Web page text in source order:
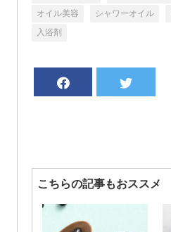
オイル美容
シャワーオイル
入浴剤
こちらの記事もおススメ